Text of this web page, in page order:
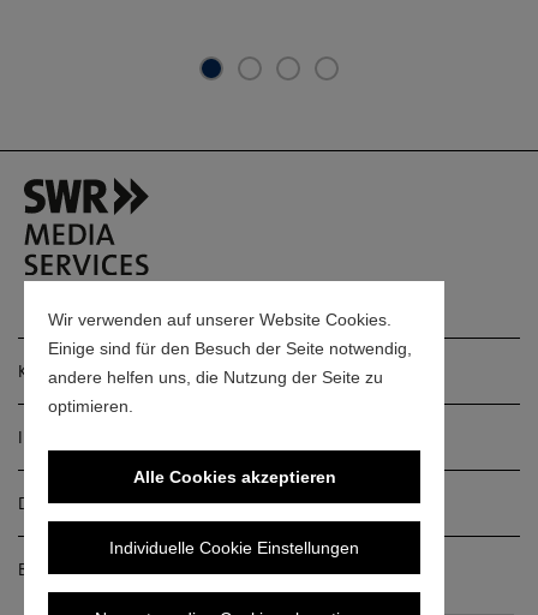
Wir verwenden auf unserer Website Cookies.
Einige sind für den Besuch der Seite notwendig,
andere helfen uns, die Nutzung der Seite zu
optimieren.
Alle Cookies akzeptieren
Individuelle Cookie Einstellungen
Kontakt
Impressum
Datenschutz
Barrierefreiheitserklärung